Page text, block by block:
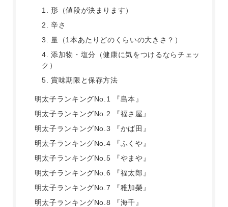
1. 形（値段が決まります）
2. 辛さ
3. 量（1本あたりどのくらいの大きさ？）
4. 添加物・塩分（健康に気をつけるならチェッ
ク）
5. 賞味期限と保存方法
明太子ランキングNo.1 『島本』
明太子ランキングNo.2 『福さ屋』
明太子ランキングNo.3 『かば田』
明太子ランキングNo.4 『ふくや』
明太子ランキングNo.5 『やまや』
明太子ランキングNo.6 『福太郎』
明太子ランキングNo.7 『稚加榮』
明太子ランキングNo.8 『海千』